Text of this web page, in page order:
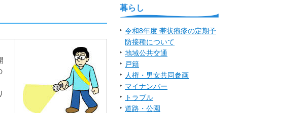
暮らし
令和8年度 帯状疱疹の定期予
防接種について
地域公共交通
戸籍
人権・男女共同参画
マイナンバー
トラブル
道路・公園